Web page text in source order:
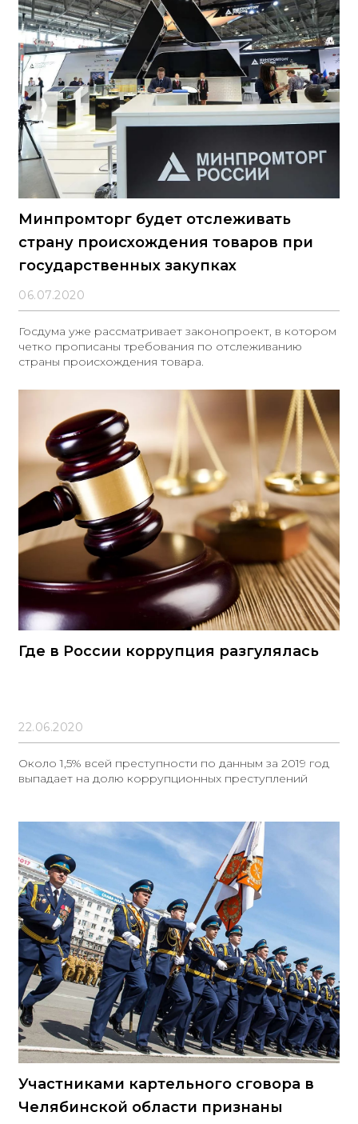
Минпромторг будет отслеживать
страну происхождения товаров при
государственных закупках
06.07.2020
Госдума уже рассматривает законопроект, в котором
четко прописаны требования по отслеживанию
страны происхождения товара.
Где в России коррупция разгулялась
22.06.2020
Около 1,5% всей преступности по данным за 2019 год
выпадает на долю коррупционных преступлений
Участниками картельного сговора в
Челябинской области признаны